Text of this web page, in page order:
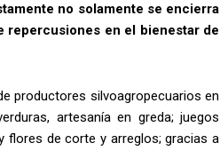
no solamente se encierra
repercusiones en el bienestar de
productores silvoagropecuarios en
artesanía en greda; juegos
flores de corte y arreglos; gracias a